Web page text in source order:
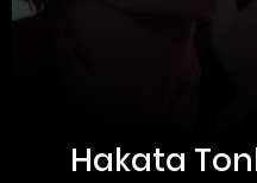
Hakata